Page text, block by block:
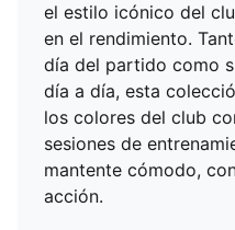
el estilo icónico del
en el rendimiento.
día del partido como
día a día, esta
los colores del club
sesiones de
mantente cómodo,
acción.